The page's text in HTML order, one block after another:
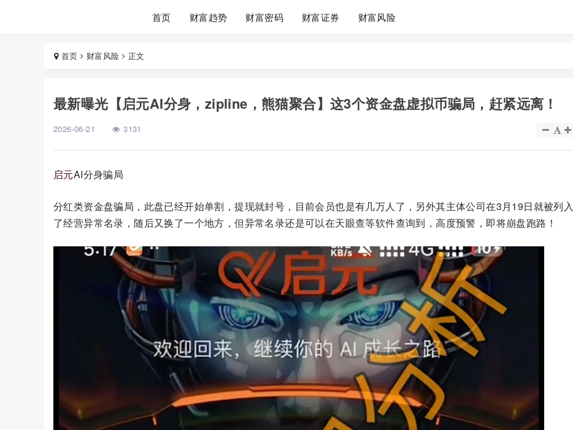
首页 财富趋势 财富密码 财富证券 财富风险
首页 财富风险 正文
最新曝光【启元AI分身，zipline，熊猫聚合】这3个资金盘虚拟币骗局，赶紧远离！
2026-06-21 3131
启元AI分身骗局
分红类资金盘骗局，此盘已经开始单割，提现就封号，目前会员也是有几万人了，另外其主体公司在3月19日就被列入
了经营异常名录，随后又换了一个地方，但异常名录还是可以在天眼查等软件查询到，高度预警，即将崩盘跑路！